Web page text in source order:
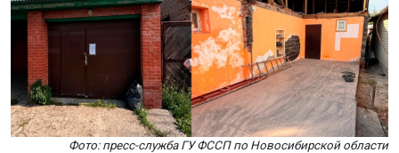
Фото: пресс-служба ГУ ФССП по Новосибирской области